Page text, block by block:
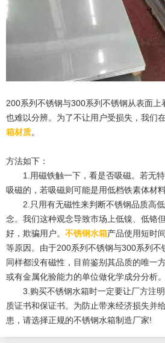
200系列不锈钢与300系列不锈钢从表面上
也难以分辨。为了不让用户受损失，我们
箱材质。
方法如下：
1.用磁铁触一下，看是否吸磁。若无特
吸磁的，若吸磁则可能是用低档铁素体材
2.只用有无磁性来判断不锈钢品质高低
念。我们这种观念导致市场上低镍、低铬
好，欺骗用户。不锈钢水箱产品使用短时
等原因。由于200系列不锈钢与300系列不
同样都没有磁性，目前鉴别其品质的唯一
或有金属化验能力的单位做化学成分分析。
3.购买不锈钢水箱时一定要让厂方注明
质证书和保证书。为防止带来经济损失并
患，请选择正规的不锈钢水箱制造厂家!